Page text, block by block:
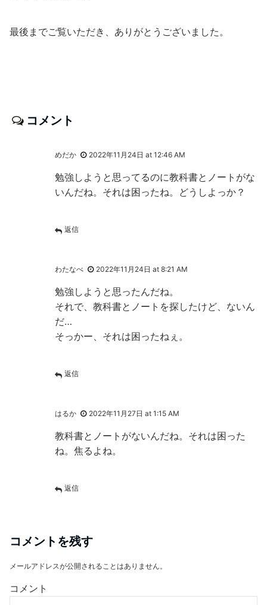
最後までご覧いただき、ありがとうございました。
コメント
めだか 2022年11月24日 at 12:46 AM
勉強しようと思ってるのに教科書とノートがな
いんだね。それは困ったね。どうしよっか？
返信
わたなべ 2022年11月24日 at 8:21 AM
勉強しようと思ったんだね。
それで、教科書とノートを探したけど、ないん
だ…
そっかー、それは困ったねぇ。
返信
はるか 2022年11月27日 at 1:15 AM
教科書とノートがないんだね。それは困った
ね。焦るよね。
返信
コメントを残す
メールアドレスが公開されることはありません。
コメント